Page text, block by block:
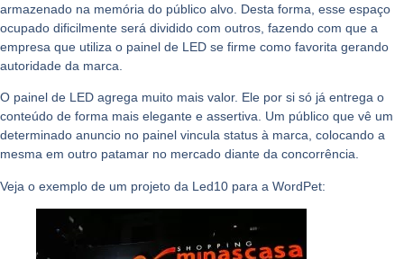
armazenado na memória do público alvo. Desta forma, esse espaço
ocupado dificilmente será dividido com outros, fazendo com que a
empresa que utiliza o painel de LED se firme como favorita gerando
autoridade da marca.
O painel de LED agrega muito mais valor. Ele por si só já entrega o
conteúdo de forma mais elegante e assertiva. Um público que vê um
determinado anuncio no painel vincula status à marca, colocando a
mesma em outro patamar no mercado diante da concorrência.
Veja o exemplo de um projeto da Led10 para a WordPet: